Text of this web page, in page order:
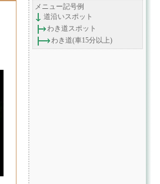
メニュー記号例
道沿いスポット
わき道スポット
わき道(車15分以上)